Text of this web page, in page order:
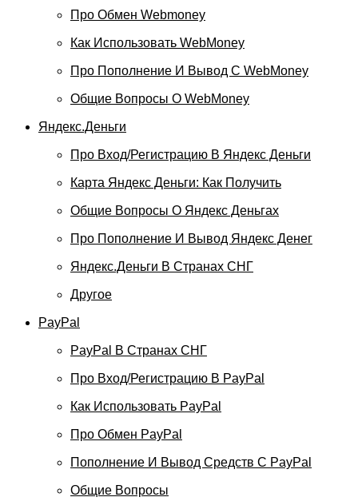
Про Обмен Webmoney
Как Использовать WebMoney
Про Пополнение И Вывод С WebMoney
Общие Вопросы О WebMoney
Яндекс.Деньги
Про Вход/регистрацию В Яндекс Деньги
Карта Яндекс Деньги: Как Получить
Общие Вопросы О Яндекс Деньгах
Про Пополнение И Вывод Яндекс Денег
Яндекс.Деньги В Странах СНГ
Другое
PayPal
PayPal В Странах СНГ
Про Вход/регистрацию В PayPal
Как Использовать PayPal
Про Обмен PayPal
Пополнение И Вывод Средств С PayPal
Общие Вопросы